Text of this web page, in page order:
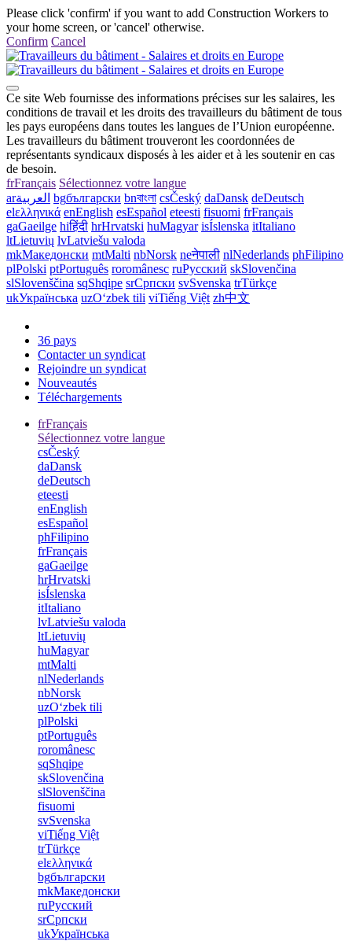
Please click 'confirm' if you want to add Construction Workers to
your home screen, or 'cancel' otherwise.
Confirm Cancel
Ce site Web fournisse des informations précises sur les salaires, les
conditions de travail et les droits des travailleurs du bâtiment de tous
les pays européens dans toutes les langues de l’Union européenne.
Les travailleurs du bâtiment trouveront les coordonnées de
représentants syndicaux disposés à les aider et à les soutenir en cas
de besoin.
frFrançais Sélectionnez votre langue
arالعربية bgбългарски bnবাংলা csČeský daDansk deDeutsch
elελληνικά enEnglish esEspañol eteesti fisuomi frFrançais
gaGaeilge hiहिंदी hrHrvatski huMagyar isÍslenska itItaliano
ltLietuvių lvLatviešu valoda
mkМакедонски mtMalti nbNorsk neनेपाली nlNederlands phFilipino
plPolski ptPortuguês roromânesc ruРусский skSlovenčina
slSlovenščina sqShqipe srСрпски svSvenska trTürkçe
ukУкраїнська uzOʻzbek tili viTiếng Việt zh中文
36 pays
Contacter un syndicat
Rejoindre un syndicat
Nouveautés
Téléchargements
frFrançais
Sélectionnez votre langue
csČeský
daDansk
deDeutsch
eteesti
enEnglish
esEspañol
phFilipino
frFrançais
gaGaeilge
hrHrvatski
isÍslenska
itItaliano
lvLatviešu valoda
ltLietuvių
huMagyar
mtMalti
nlNederlands
nbNorsk
uzOʻzbek tili
plPolski
ptPortuguês
roromânesc
sqShqipe
skSlovenčina
slSlovenščina
fisuomi
svSvenska
viTiếng Việt
trTürkçe
elελληνικά
bgбългарски
mkМакедонски
ruРусский
srСрпски
ukУкраїнська